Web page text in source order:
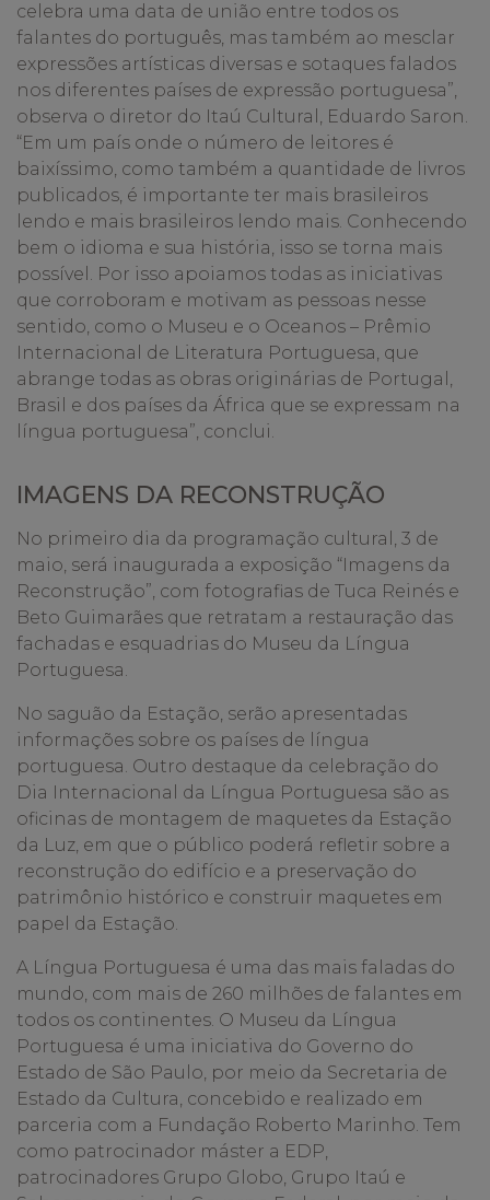
celebra uma data de união entre todos os
falantes do português, mas também ao mesclar
expressões artísticas diversas e sotaques falados
nos diferentes países de expressão portuguesa”,
observa o diretor do Itaú Cultural, Eduardo Saron.
“Em um país onde o número de leitores é
baixíssimo, como também a quantidade de livros
publicados, é importante ter mais brasileiros
lendo e mais brasileiros lendo mais. Conhecendo
bem o idioma e sua história, isso se torna mais
possível. Por isso apoiamos todas as iniciativas
que corroboram e motivam as pessoas nesse
sentido, como o Museu e o Oceanos – Prêmio
Internacional de Literatura Portuguesa, que
abrange todas as obras originárias de Portugal,
Brasil e dos países da África que se expressam na
língua portuguesa”, conclui.
IMAGENS DA RECONSTRUÇÃO
No primeiro dia da programação cultural, 3 de
maio, será inaugurada a exposição “Imagens da
Reconstrução”, com fotografias de Tuca Reinés e
Beto Guimarães que retratam a restauração das
fachadas e esquadrias do Museu da Língua
Portuguesa.
No saguão da Estação, serão apresentadas
informações sobre os países de língua
portuguesa. Outro destaque da celebração do
Dia Internacional da Língua Portuguesa são as
oficinas de montagem de maquetes da Estação
da Luz, em que o público poderá refletir sobre a
reconstrução do edifício e a preservação do
patrimônio histórico e construir maquetes em
papel da Estação.
A Língua Portuguesa é uma das mais faladas do
mundo, com mais de 260 milhões de falantes em
todos os continentes. O Museu da Língua
Portuguesa é uma iniciativa do Governo do
Estado de São Paulo, por meio da Secretaria de
Estado da Cultura, concebido e realizado em
parceria com a Fundação Roberto Marinho. Tem
como patrocinador máster a EDP,
patrocinadores Grupo Globo, Grupo Itaú e